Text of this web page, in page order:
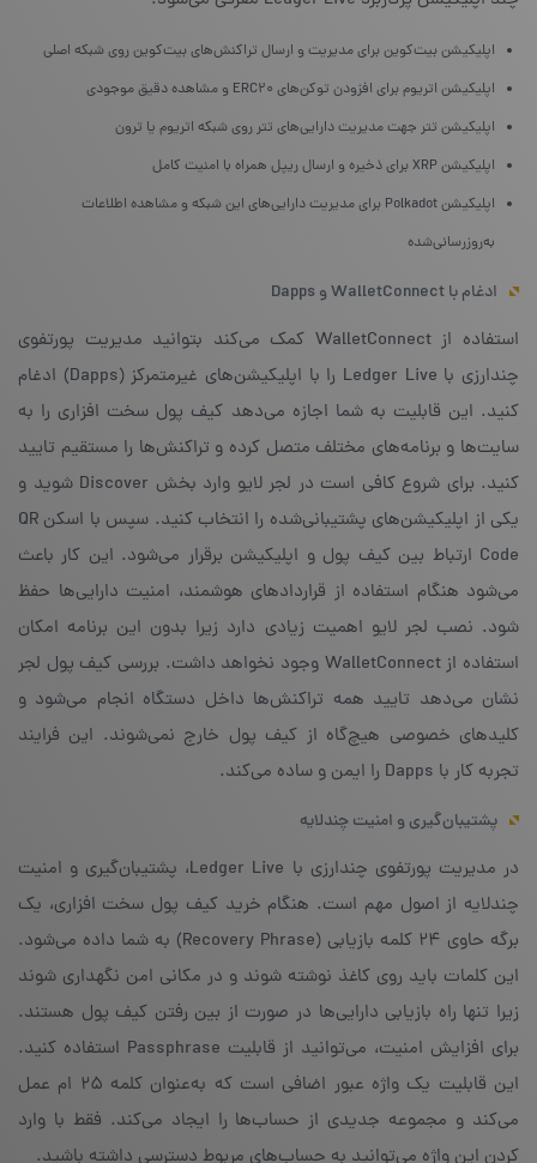
اپلیکیشن بیت‌کوین برای مدیریت و ارسال تراکنش‌های بیت‌کوین روی شبکه اصلی
اپلیکیشن اتریوم برای افزودن توکن‌های ERC20 و مشاهده دقیق موجودی
اپلیکیشن تتر جهت مدیریت دارایی‌های تتر روی شبکه اتریوم یا ترون
اپلیکیشن XRP برای ذخیره و ارسال ریپل همراه با امنیت کامل
اپلیکیشن Polkadot برای مدیریت دارایی‌های این شبکه و مشاهده اطلاعات
به‌روزرسانی‌شده
ادغام با WalletConnect و Dapps
استفاده از WalletConnect کمک می‌کند بتوانید مدیریت پورتفوی
چندارزی با Ledger Live را با اپلیکیشن‌های غیرمتمرکز (Dapps) ادغام
کنید. این قابلیت به شما اجازه می‌دهد کیف پول سخت ‌افزاری را به
سایت‌ها و برنامه‌های مختلف متصل کرده و تراکنش‌ها را مستقیم تایید
کنید. برای شروع کافی است در لجر لایو وارد بخش Discover شوید و
یکی از اپلیکیشن‌های پشتیبانی‌شده را انتخاب کنید. سپس با اسکن QR
Code ارتباط بین کیف پول و اپلیکیشن برقرار می‌شود. این کار باعث
می‌شود هنگام استفاده از قراردادهای هوشمند، امنیت دارایی‌ها حفظ
شود. نصب لجر لایو اهمیت زیادی دارد زیرا بدون این برنامه امکان
استفاده از WalletConnect وجود نخواهد داشت. بررسی کیف پول لجر
نشان می‌دهد تایید همه تراکنش‌ها داخل دستگاه انجام می‌شود و
کلیدهای خصوصی هیچ‌گاه از کیف پول خارج نمی‌شوند. این فرایند
تجربه کار با Dapps را ایمن و ساده می‌کند.
پشتیبان‌گیری و امنیت چندلایه
در مدیریت پورتفوی چندارزی با Ledger Live، پشتیبان‌گیری و امنیت
چندلایه از اصول مهم است. هنگام خرید کیف پول سخت ‌افزاری، یک
برگه حاوی ۲۴ کلمه بازیابی (Recovery Phrase) به شما داده می‌شود.
این کلمات باید روی کاغذ نوشته شوند و در مکانی امن نگهداری شوند
زیرا تنها راه بازیابی دارایی‌ها در صورت از بین ‌رفتن کیف پول هستند.
برای افزایش امنیت، می‌توانید از قابلیت Passphrase استفاده کنید.
این قابلیت یک واژه عبور اضافی است که به‌عنوان کلمه ۲۵ ام عمل
می‌کند و مجموعه جدیدی از حساب‌ها را ایجاد می‌کند. فقط با وارد
کردن این واژه می‌توانید به حساب‌های مربوط دسترسی داشته باشید.